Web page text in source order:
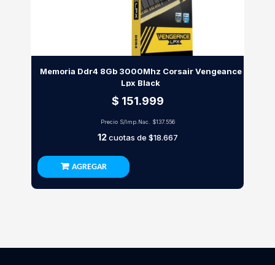
Memoria Ddr4 8Gb 3000Mhz Corsair Vengeance
Lpx Black
$ 151.999
Precio S/Imp.Nac. $137.556
12cuotas de $18.667
AGREGAR